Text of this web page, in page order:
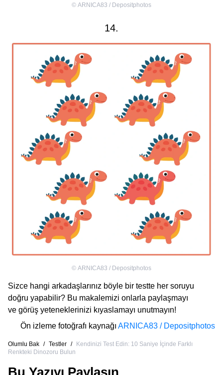
© ARNICA83 / Depositphotos
14.
© ARNICA83 / Depositphotos
Sizce hangi arkadaşlarınız böyle bir testte her soruyu
doğru yapabilir? Bu makalemizi onlarla paylaşmayı
ve görüş yeteneklerinizi kıyaslamayı unutmayın!
Ön izleme fotoğrafı kaynağı ARNICA83 / Depositphotos
Olumlu Bak / Testler /
Kendinizi Test Edin: 10 Saniye İçinde Farklı
Renkteki Dinozoru Bulun